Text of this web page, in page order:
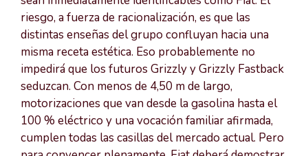
riesgo, a fuerza de racionalización, es que las
distintas enseñas del grupo confluyan hacia una
misma receta estética. Eso probablemente no
impedirá que los futuros Grizzly y Grizzly Fastback
seduzcan. Con menos de 4,50 m de largo,
motorizaciones que van desde la gasolina hasta el
100 % eléctrico y una vocación familiar afirmada,
cumplen todas las casillas del mercado actual. Pero